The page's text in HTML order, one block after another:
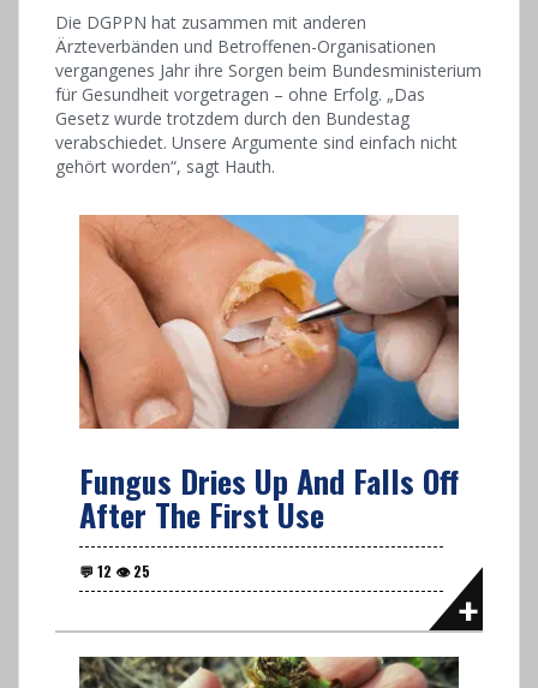
Die DGPPN hat zusammen mit anderen
Ärzteverbänden und Betroffenen-Organisationen
vergangenes Jahr ihre Sorgen beim Bundesministerium
für Gesundheit vorgetragen – ohne Erfolg. „Das
Gesetz wurde trotzdem durch den Bundestag
verabschiedet. Unsere Argumente sind einfach nicht
gehört worden“, sagt Hauth.
Fungus Dries Up And Falls Off
After The First Use